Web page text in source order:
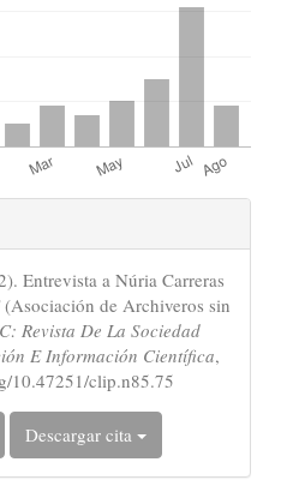
Entrevista a Núria Carreras
de Archiveros sin
Revista De La Sociedad
E Información Científica,
10.47251/clip.n85.75
Descargar cita